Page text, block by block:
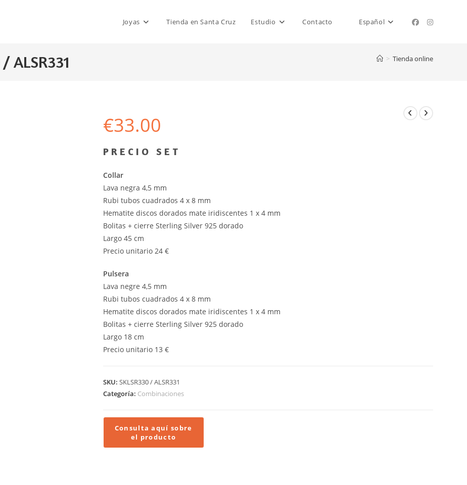
Joyas Tienda en Santa Cruz Estudio Contacto Español
ALSR331 > Tienda online
€33.00
P R E C I O S E T
Collar
Lava negra 4,5 mm
Rubi tubos cuadrados 4 x 8 mm
Hematite discos dorados mate iridiscentes 1 x 4 mm
Bolitas + cierre Sterling Silver 925 dorado
Largo 45 cm
Precio unitario 24 €
Pulsera
Lava negre 4,5 mm
Rubi tubos cuadrados 4 x 8 mm
Hematite discos dorados mate iridiscentes 1 x 4 mm
Bolitas + cierre Sterling Silver 925 dorado
Largo 18 cm
Precio unitario 13 €
SKU: SKLSR330 / ALSR331
Categoría: Combinaciones